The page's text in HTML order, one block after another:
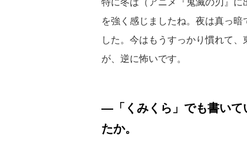
特に冬は（アニメ『鬼滅の刃』
を強く感じましたね。夜は真っ
した。今はもうすっかり慣れて
が、逆に怖いです。
—「くみくら」でも書いて
たか。